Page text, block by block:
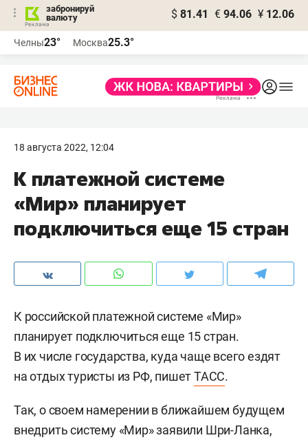
забронируй
валюту
$ 81.41 € 94.06 ¥ 12.06
Челны23° Москва25.3°
18 августа 2022, 12:04
К платежной системе
«Мир» планирует
подключиться еще 15 стран
К российской платежной системе «Мир»
планирует подключиться еще 15 стран.
В их числе государства, куда чаще всего ездят
на отдых туристы из РФ, пишетТАСС.
Так, о своем намерении в ближайшем будущем
внедрить систему «Мир» заявили Шри-Ланка,